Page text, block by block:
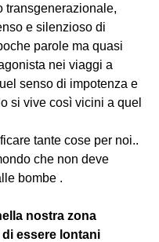
transgenerazionale,
e silenzioso di
parole ma quasi
nei viaggi a
senso di impotenza e
si vive così vicini a quel
tante cose per noi..
che non deve
bombe .
nostra zona
essere lontani